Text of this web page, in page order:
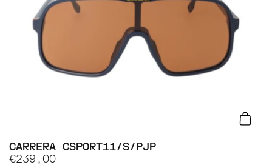
CARRERA CSPORT11/S/PJP
€239,00